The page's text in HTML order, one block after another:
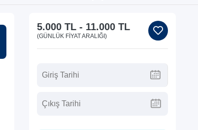
5.000 TL- 11.000 TL
(GÜNLÜK FIYAT ARALIĞI)